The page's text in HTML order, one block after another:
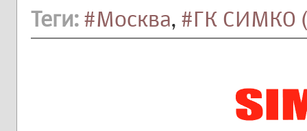
Теги: #Москва, #ГК СИМКО